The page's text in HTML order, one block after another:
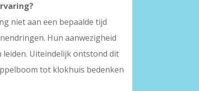
niet aan een bepaalde tijd
Hun aanwezigheid
leiden. Uiteindelijk ontstond dit
tot klokhuis bedenken